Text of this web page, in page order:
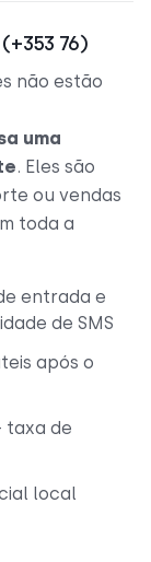
76)
não estão
uma
. Eles são
ou vendas
toda a
entrada e
de SMS
após o
taxa de
local